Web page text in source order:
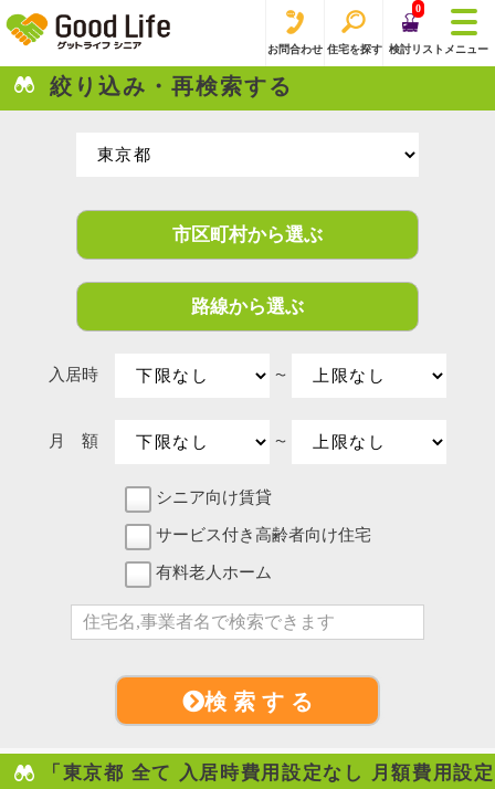
お問合わせ 住宅を探す
0
検討リスト メニュー
絞り込み・再検索する
市区町村から選ぶ
路線から選ぶ
入居時 〜
月 額 〜
シニア向け賃貸
サービス付き高齢者向け住宅
有料老人ホーム
検 索 す る
「東京都 全て 入居時費用設定なし 月額費用設定